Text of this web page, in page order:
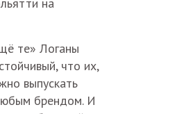
на
те» Логаны
что их,
выпускать
брендом. И